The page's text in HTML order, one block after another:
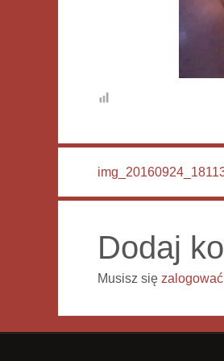
Dodaj
Musisz się zalogować